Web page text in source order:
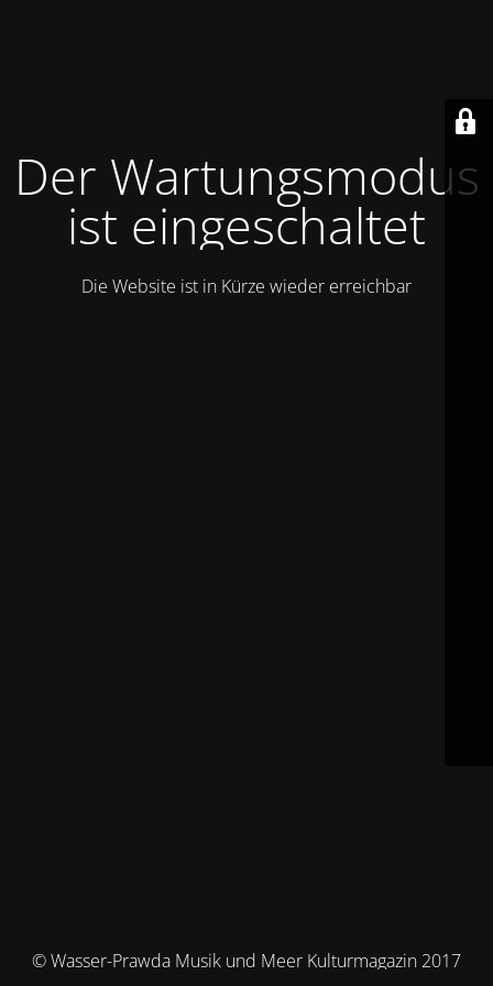
Der Wartungsmodus
ist eingeschaltet
Die Website ist in Kürze wieder erreichbar
© Wasser-Prawda Musik und Meer Kulturmagazin 2017